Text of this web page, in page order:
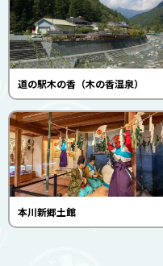
道の駅木の香（木の香温泉）
本川新郷土館